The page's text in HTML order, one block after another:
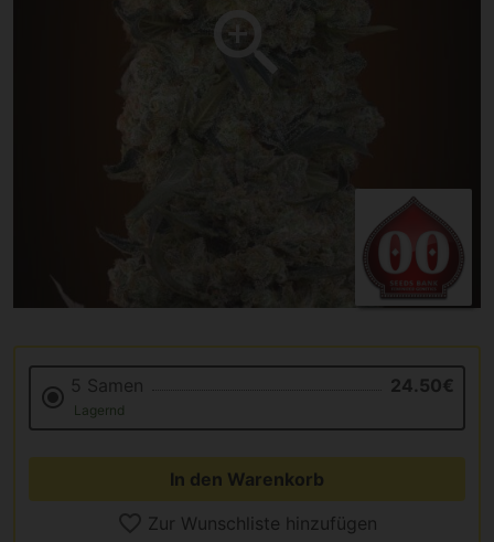
5 Samen 24.50€
Lagernd
In den Warenkorb
Zur Wunschliste hinzufügen